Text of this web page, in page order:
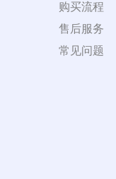
购买流程
售后服务
常见问题